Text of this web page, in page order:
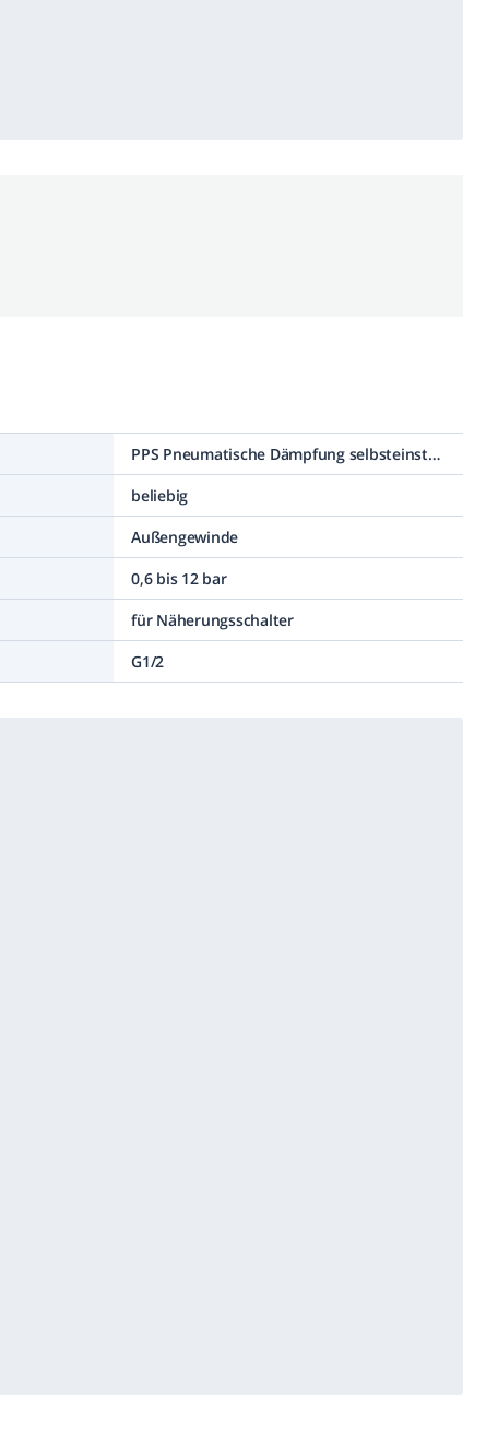
PPS Pneumatische Dämpfung selbsteinstellend
beliebig
Außengewinde
0,6 bis 12 bar
für Näherungsschalter
G1/2